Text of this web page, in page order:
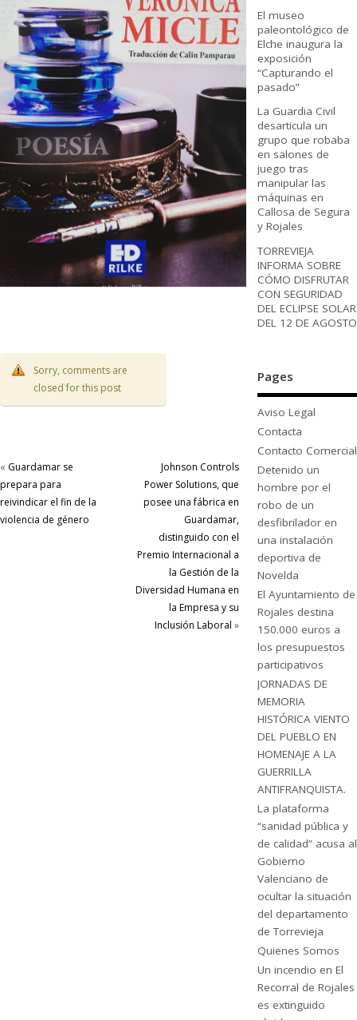
Sorry, comments are
closed for this post
« Guardamar se
prepara para
reivindicar el fin de la
violencia de género
Johnson Controls
Power Solutions, que
posee una fábrica en
Guardamar,
distinguido con el
Premio Internacional a
la Gestión de la
Diversidad Humana en
la Empresa y su
Inclusión Laboral »
El museo
paleontológico de
Elche inaugura la
exposición
“Capturando el
pasado”
La Guardia Civil
desarticula un
grupo que robaba
en salones de
juego tras
manipular las
máquinas en
Callosa de Segura
y Rojales
TORREVIEJA
INFORMA SOBRE
CÓMO DISFRUTAR
CON SEGURIDAD
DEL ECLIPSE SOLAR
DEL 12 DE AGOSTO
Pages
Aviso Legal
Contacta
Contacto Comercial
Detenido un
hombre por el
robo de un
desfibrilador en
una instalación
deportiva de
Novelda
El Ayuntamiento de
Rojales destina
150.000 euros a
los presupuestos
participativos
JORNADAS DE
MEMORIA
HISTÓRICA VIENTO
DEL PUEBLO EN
HOMENAJE A LA
GUERRILLA
ANTIFRANQUISTA.
La plataforma
“sanidad pública y
de calidad” acusa al
Gobierno
Valenciano de
ocultar la situación
del departamento
de Torrevieja
Quienes Somos
Un incendio en El
Recorral de Rojales
es extinguido